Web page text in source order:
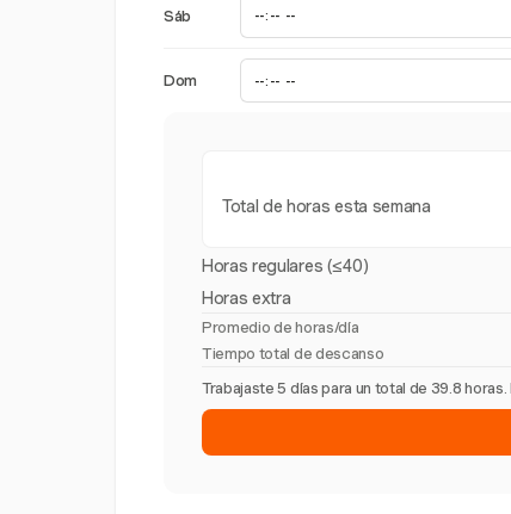
Sáb
Dom
Total de horas esta semana
Horas regulares (≤40)
Horas extra
Promedio de horas/día
Tiempo total de descanso
Trabajaste 5 días para un total de 39.8